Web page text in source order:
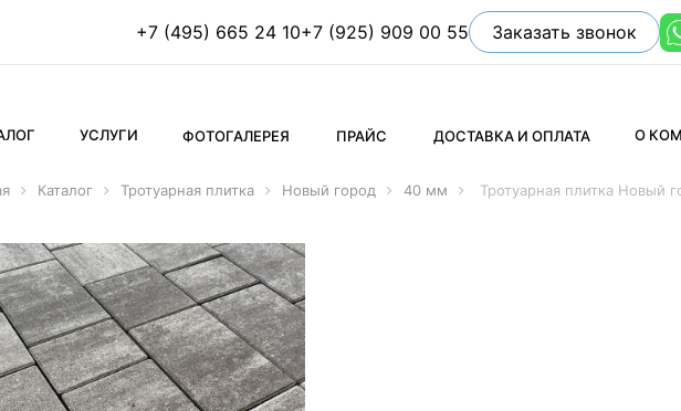
+7 (495) 665 24 10+7 (925) 909 00 55 Заказать звонок
УСЛУГИ ФОТОГАЛЕРЕЯ ПРАЙС ДОСТАВКА И ОПЛАТА О
Каталог Тротуарная плитка Новый город 40 мм Тротуарная плитка Новый